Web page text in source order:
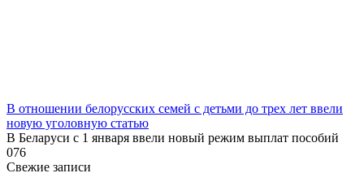
В отношении белорусских семей с детьми до трех лет ввели
новую уголовную статью
В Беларуси с 1 января ввели новый режим выплат пособий
076
Свежие записи